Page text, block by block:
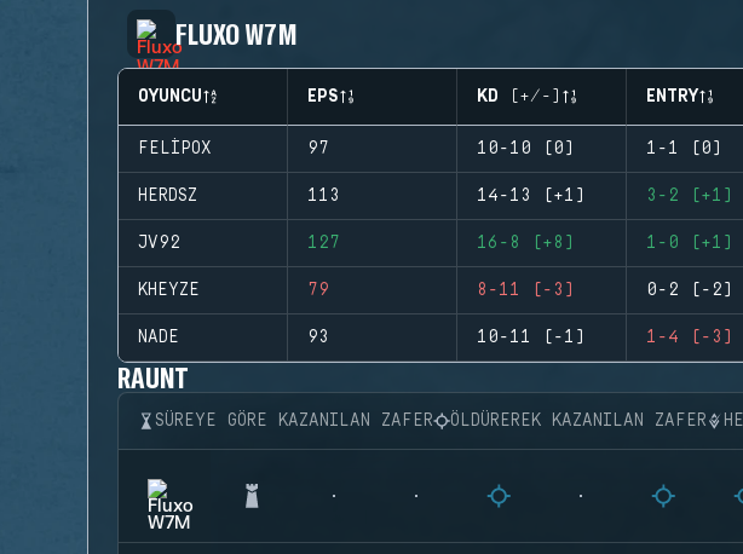
FLUXO W7M
OYUNCU EPS KD (+/-) ENTRY
FELIPOX 97 10-10 (0) 1-1 (0)
HERDSZ 113 14-13 (+1) 3-2 (+1)
JV92 127 16-8 (+8) 1-0 (+1)
KHEYZE 79 8-11 (-3) 0-2 (-2)
NADE 93 10-11 (-1) 1-4 (-3)
RAUNT
SÜREYE GÖRE KAZANILAN ZAFER ÖLDÜREREK KAZANILAN ZAFER